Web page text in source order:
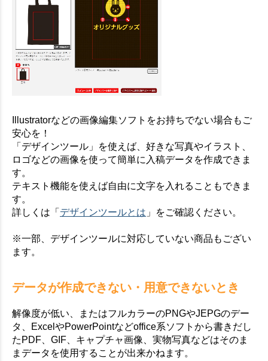
Illustratorなどの画像編集ソフトをお持ちでない場合もご
安心を！
「デザインツール」を使えば、好きな写真やイラスト、
ロゴなどの画像を使って簡単に入稿データを作成できま
す。
テキスト機能を使えば自由に文字を入れることもできま
す。
詳しくは「 デザインツールとは 」をご確認ください。
※一部、デザインツールに対応していない商品もござい
ます。
データが作成できない・用意できないとき
解像度が低い、またはフルカラーのPNGやJEPGのデー
タ、ExcelやPowerPointなどoffice系ソフトから書きだし
たPDF、GIF、キャプチャ画像、実物写真などはそのま
まデータを使用することが出来かねます。